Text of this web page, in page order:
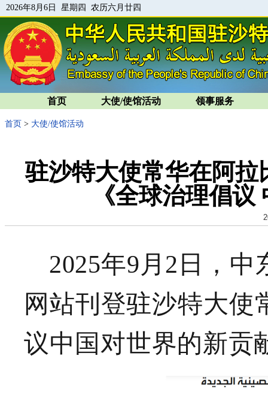
2026年8月6日 星期四 农历六月廿四
首页 大使/使馆活动 领事服务
首页 > 大使/使馆活动
驻沙特大使常华在阿
《全球治理倡
2025年9月2日，
网站刊登驻沙特大使
议中国对世界的新贡